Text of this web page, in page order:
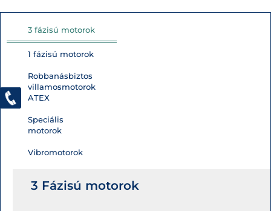
3 fázisú motorok
1 fázisú motorok
Robbanásbiztos
villamosmotorok
ATEX
Speciális
motorok
Vibromotorok
3 Fázisú motorok